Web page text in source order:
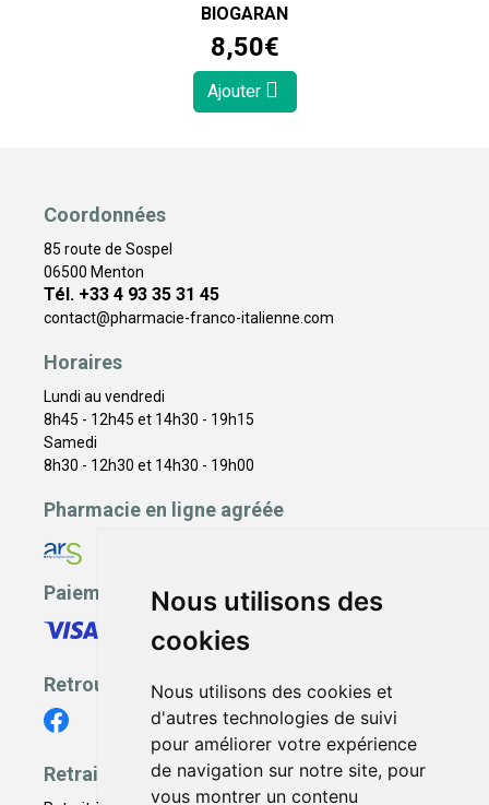
Nous utilisons des
cookies
Nous utilisons des cookies et
d'autres technologies de suivi
pour améliorer votre expérience
de navigation sur notre site, pour
vous montrer un contenu
BIOGARAN
8,50€
Ajouter
Coordonnées
85 route de Sospel
06500 Menton
Tél. +33 4 93 35 31 45
contact@pharmacie-franco-italienne.com
Horaires
Lundi au vendredi
8h45 - 12h45 et 14h30 - 19h15
Samedi
8h30 - 12h30 et 14h30 - 19h00
Pharmacie en ligne agréée
Paiement sécurisé
Retrouvez-nous
Retrait - Livraison